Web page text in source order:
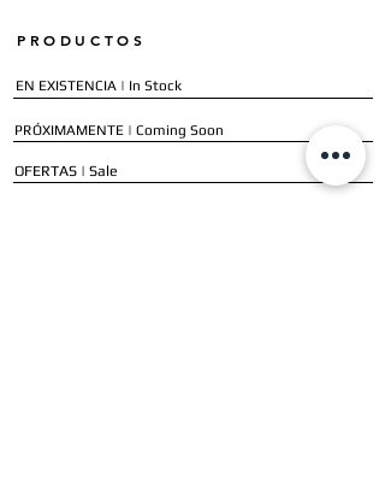
PRODUCTOS
EN EXISTENCIA | In Stock
PRÓXIMAMENTE | Coming Soon
OFERTAS | Sale